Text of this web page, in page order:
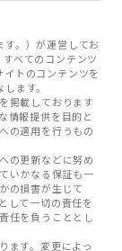
。）が運営してお
べてのコンテンツ
トのコンテンツを
ます。
掲載しております
情報提供を目的と
の適用を行うもの
の更新などに努め
いかなる保証も一
の損害が生じて
して一切の責任を
任を負うこととし
ます。変更によっ